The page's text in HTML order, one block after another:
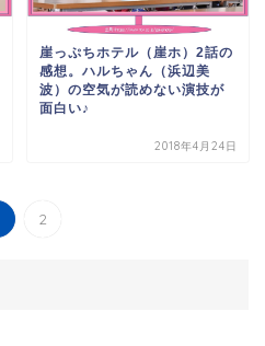
崖っぷちホテル（崖ホ）2話の
感想。ハルちゃん（浜辺美
波）の空気が読めない演技が
面白い♪
2018年4月24日
2